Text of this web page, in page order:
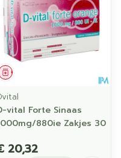
Geneesmiddel
vital Forte Sinaas
880ie Zakjes 30
20,32